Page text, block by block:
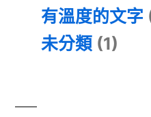
有溫度的文字
未分類 (1)